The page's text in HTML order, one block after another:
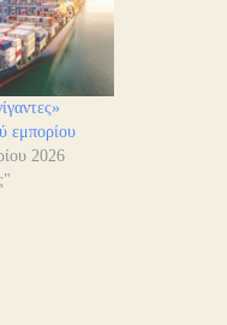
εμπορίου
2026